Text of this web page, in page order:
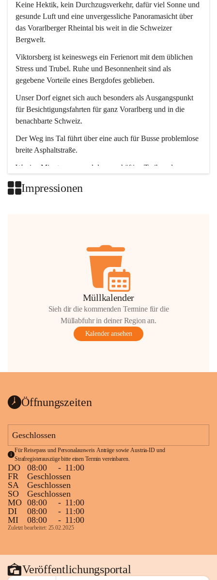
Keine Hektik, kein Durchzugsverkehr, dafür viel Sonne und
gesunde Luft und eine unvergessliche Panoramasicht über
das Vorarlberger Rheintal bis weit in die Schweizer
Bergwelt.
Viktorsberg ist keineswegs ein Ferienort mit dem üblichen
Stress und Trubel. Ruhe und Besonnenheit sind als
gegebene Vorteile eines Bergdofes geblieben.
Unser Dorf eignet sich auch besonders als Ausgangspunkt
für Besichtigungsfahrten für ganz Vorarlberg und in die
benachbarte Schweiz.
Der Weg ins Tal führt über eine auch für Busse problemlose
breite Asphaltstraße.
Wenige Minuten nur, und das geschäftige Treiben der
Impressionen
Müllkalender
Sieh dir die kommenden Termine für die
Müllabfuhr in deiner Region an.
Kalender ansehen
Öffnungszeiten
Geschlossen
Für Reisepass und Personalausweis Anträge sowie Austria-ID und
Strafregisterauszüge bitte einen Termin vereinbaren.
DO 08:00 - 11:00
FR
Geschlossen
SA
Geschlossen
SO
Geschlossen
MO 08:00 - 11:00
DI
08:00 - 11:00
MI
08:00 - 11:00
Zuletzt bearbeitet: 25.02.2025
Veröffentlichungsportal